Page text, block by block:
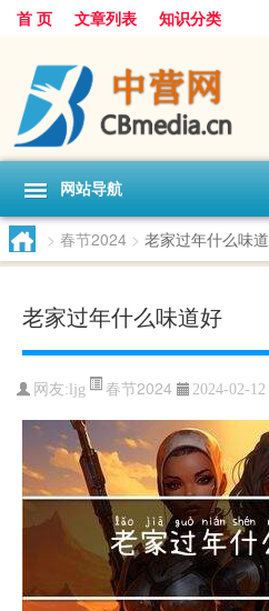
首 页 文章列表 知识分类
网站导航
> 春节2024 > 老家过年什么味
老家过年什么味道好
网友:ljg 春节2024 2024-02-